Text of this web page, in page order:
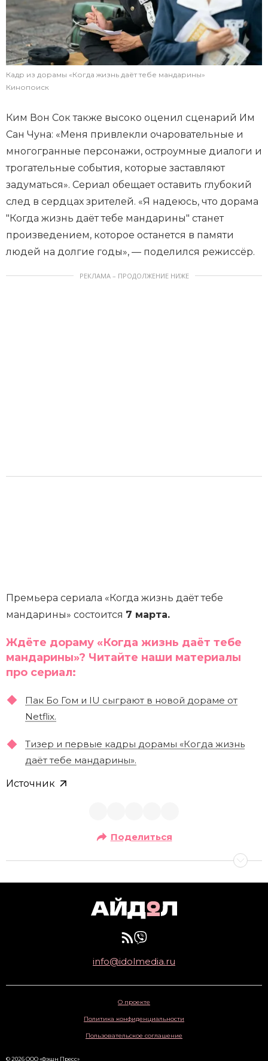
Кадр из дорамы «Когда жизнь даёт тебе мандарины»
Кинопоиск
Ким Вон Сок также высоко оценил сценарий Им
Сан Чуна: «Меня привлекли очаровательные и
многогранные персонажи, остроумные диалоги и
трогательные события, которые заставляют
задуматься». Сериал обещает оставить глубокий
след в сердцах зрителей. «Я надеюсь, что дорама
"Когда жизнь даёт тебе мандарины" станет
произведением, которое останется в памяти
людей на долгие годы», — поделился режиссёр.
РЕКЛАМА – ПРОДОЛЖЕНИЕ НИЖЕ
Премьера сериала «Когда жизнь даёт тебе
мандарины» состоится 7 марта.
Ждёте дораму «Когда жизнь даёт тебе
мандарины»? Читайте наши материалы
про сериал:
Пак Бо Гом и IU сыграют в новой дораме от
Netflix.
Тизер и первые кадры дорамы «Когда жизнь
даёт тебе мандарины».
Источник
Поделиться
info@idolmedia.ru
О проекте
Политика конфиденциальности
Пользовательское соглашение
© 2026 ООО «Фэшн Пресс»